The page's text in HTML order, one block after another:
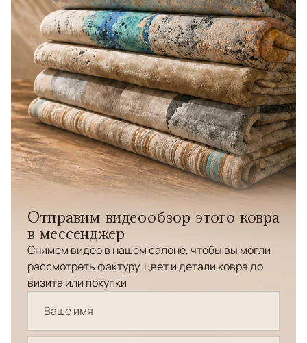
Отправим видеообзор этого ковра
в мессенджер
Снимем видео в нашем салоне, чтобы вы могли
рассмотреть фактуру, цвет и детали ковра до
визита или покупки